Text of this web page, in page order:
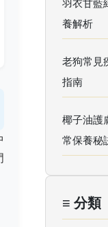
羽衣甘藍
養解析
老狗常見
指南
椰子油護
常保養秘
≡ 分類